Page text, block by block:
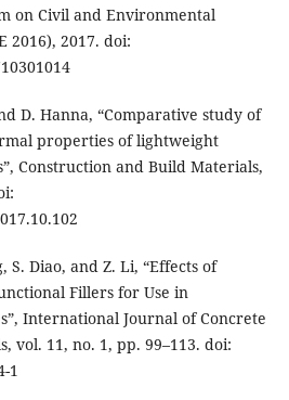
on Civil and Environmental
2016), 2017. doi:
D. Hanna, “Comparative study of
properties of lightweight
Construction and Build Materials,
S. Diao, and Z. Li, “Effects of
Fillers for Use in
International Journal of Concrete
vol. 11, no. 1, pp. 99–113. doi:
1